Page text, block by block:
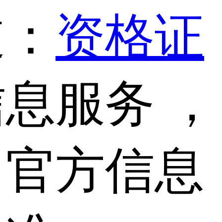
资格证
服务 ，
方信息